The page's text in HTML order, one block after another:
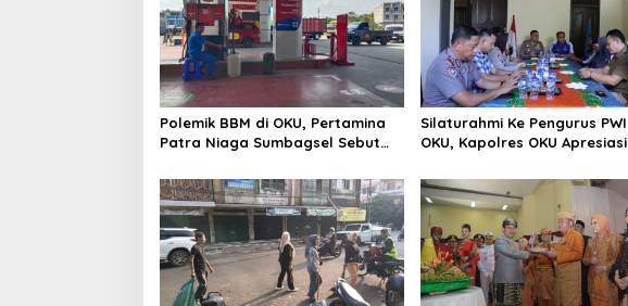
Polemik BBM di OKU, Pertamina
Patra Niaga Sumbagsel Sebut
BBM Subsidi dan Perkuat
Pengawasan di Kabupaten Ogan
Komering Ulu
Silaturahmi Ke Pengurus PWI
OKU, Kapolres OKU Apresiasi